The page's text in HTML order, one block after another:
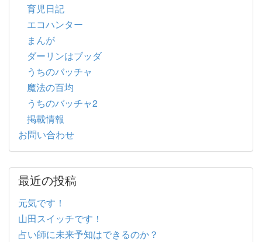
育児日記
エコハンター
まんが
ダーリンはブッダ
うちのバッチャ
魔法の百均
うちのバッチャ2
掲載情報
お問い合わせ
最近の投稿
元気です！
山田スイッチです！
占い師に未来予知はできるのか？